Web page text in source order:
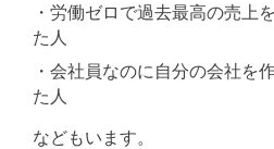
・労働ゼロで過去最高の売上
た人
・会社員なのに自分の会社を
た人
などもいます。